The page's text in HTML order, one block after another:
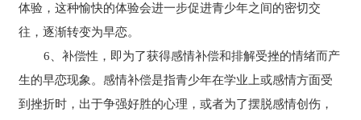
体验，这种愉快的体验会进一步促进青少年之间的密切交
往，逐渐转变为早恋。
6、补偿性，即为了获得感情补偿和排解受挫的情绪而产
生的早恋现象。感情补偿是指青少年在学业上或感情方面受
到挫折时，出于争强好胜的心理，或者为了摆脱感情创伤，